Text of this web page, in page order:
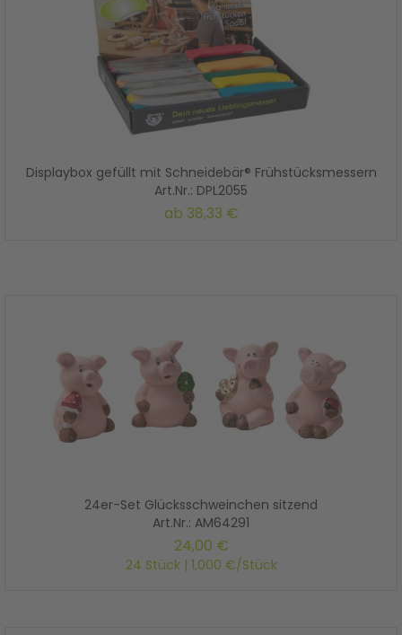
Displaybox gefüllt mit Schneidebär® Frühstücksmessern
Art.Nr.: DPL2055
ab 38,33 €
24er-Set Glücksschweinchen sitzend
Art.Nr.: AM64291
24,00 €
24 Stück | 1,000 €/Stück